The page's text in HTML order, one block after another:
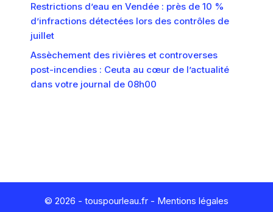
Restrictions d’eau en Vendée : près de 10 %
d’infractions détectées lors des contrôles de
juillet
Assèchement des rivières et controverses
post-incendies : Ceuta au cœur de l’actualité
dans votre journal de 08h00
© 2026 - touspourleau.fr - Mentions légales